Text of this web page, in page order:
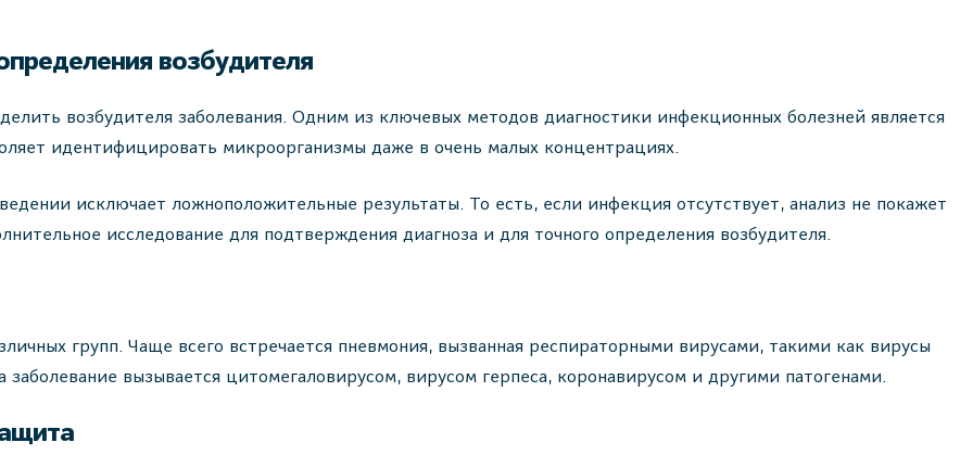
возбудителя
возбудителя заболевания. Одним из ключевых методов диагностики инфекционных болезней является
идентифицировать микроорганизмы даже в очень малых концентрациях.
исключает ложноположительные результаты. То есть, если инфекция отсутствует, анализ не покажет
исследование для подтверждения диагноза и для точного определения возбудителя.
групп. Чаще всего встречается пневмония, вызванная респираторными вирусами, такими как вирусы
вызывается цитомегаловирусом, вирусом герпеса, коронавирусом и другими патогенами.